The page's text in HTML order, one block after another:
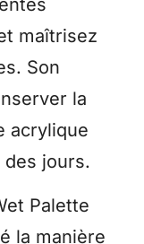
maîtrisez
Son
la
acrylique
jours.
Palette
la manière